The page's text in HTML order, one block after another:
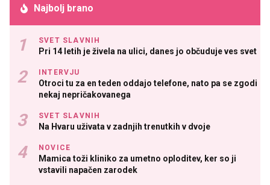
Najbolj brano
SVET SLAVNIH
Pri 14 letih je živela na ulici, danes jo občuduje ves svet
INTERVJU
Otroci tu za en teden oddajo telefone, nato pa se zgodi
nekaj nepričakovanega
SVET SLAVNIH
Na Hvaru uživata v zadnjih trenutkih v dvoje
NOVICE
Mamica toži kliniko za umetno oploditev, ker so ji
vstavili napačen zarodek